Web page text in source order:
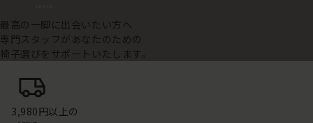
最高の一脚に出会いたい方へ
専門スタッフがあなたのための
椅子選びをサポートいたします。
3,980円以上の